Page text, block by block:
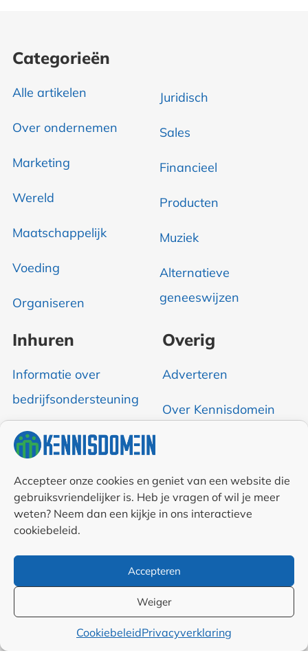
Accepteer onze cookies en geniet van een website die
gebruiksvriendelijker is. Heb je vragen of wil je meer
weten? Neem dan een kijkje in ons interactieve
cookiebeleid.
Accepteren
Weiger
CookiebeleidPrivacyverklaring
Categorieën
Alle artikelen
Over ondernemen
Marketing
Wereld
Maatschappelijk
Voeding
Organiseren
Juridisch
Sales
Financieel
Producten
Muziek
Alternatieve
geneeswijzen
Inhuren
Informatie over
bedrijfsondersteuning
Overig
Adverteren
Over Kennisdomein
RSS & Nieuwsfeed
Auteurs
linkpartners
Algemene
voorwaarden